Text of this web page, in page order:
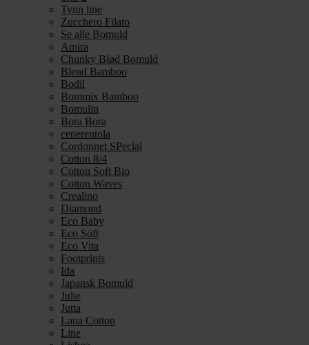
Tynn line
Zucchero Filato
Se alle Bomuld
Amira
Chunky Blød Bomuld
Blend Bamboo
Bodil
Bommix Bamboo
Bomulin
Bora Bora
cenerentola
Cordonnet SPecial
Cotton 8/4
Cotton Soft Bio
Cotton Waves
Crealino
Diamond
Eco Baby
Eco Soft
Eco Vita
Footprints
Ida
Japansk Bomuld
Julie
Jutta
Lana Cotton
Line